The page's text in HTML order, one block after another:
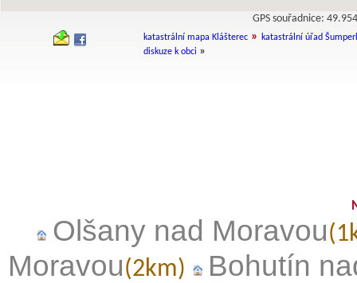
GPS souřadnice:
katastrální mapa Klášterec » katastrální úřad
diskuze k obci »
Olšany nad Moravou
Moravou(2km)
Bohutín